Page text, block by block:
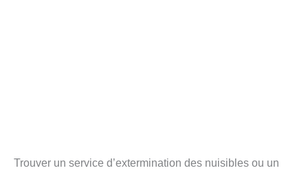
Trouver un service d’extermination des nuisibles ou un